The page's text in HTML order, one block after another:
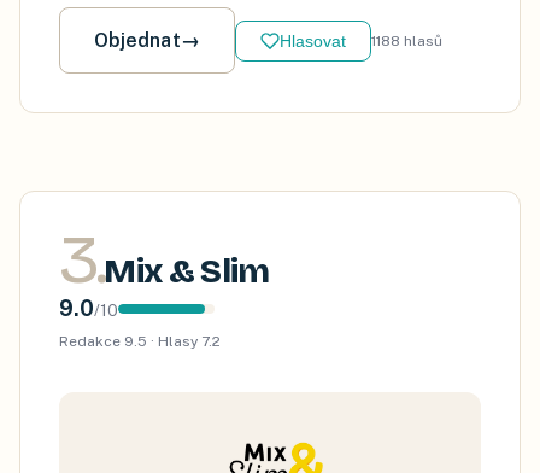
Objednat→ Hlasovat 1188 hlasů
3.Mix & Slim
9.0/10
Redakce 9.5 · Hlasy 7.2